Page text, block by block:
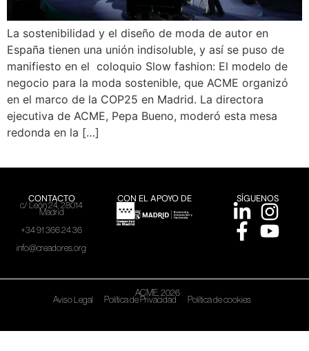
La sostenibilidad y el diseño de moda de autor en
España tienen una unión indisoluble, y así se puso de
manifiesto en el coloquio Slow fashion: El modelo de
negocio para la moda sostenible, que ACME organizó
en el marco de la COP25 en Madrid. La directora
ejecutiva de ACME, Pepa Bueno, moderó esta mesa
redonda en la […]
CONTACTO
c/ León 24, 28014
Madrid
+34 91 366 24 36
info@creadores.org
CON EL APOYO DE SÍGUENOS
ACME, 2026
Aviso Legal Política de Privacidad Política de cookies